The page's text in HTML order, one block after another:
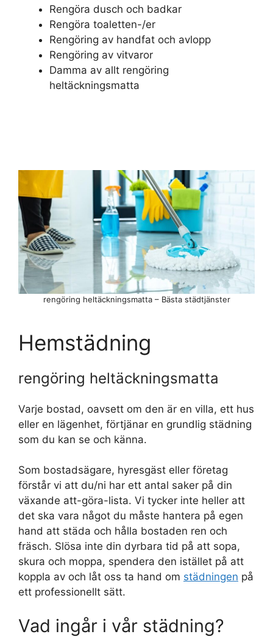
Rengöra dusch och badkar
Rengöra toaletten-/er
Rengöring av handfat och avlopp
Rengöring av vitvaror
Damma av allt rengöring
heltäckningsmatta
rengöring heltäckningsmatta – Bästa städtjänster
Hemstädning
rengöring heltäckningsmatta
Varje bostad, oavsett om den är en villa, ett hus
eller en lägenhet, förtjänar en grundlig städning
som du kan se och känna.
Som bostadsägare, hyresgäst eller företag
förstår vi att du/ni har ett antal saker på din
växande att-göra-lista. Vi tycker inte heller att
det ska vara något du måste hantera på egen
hand att städa och hålla bostaden ren och
fräsch. Slösa inte din dyrbara tid på att sopa,
skura och moppa, spendera den istället på att
koppla av och låt oss ta hand om städningen på
ett professionellt sätt.
Vad ingår i vår städning?